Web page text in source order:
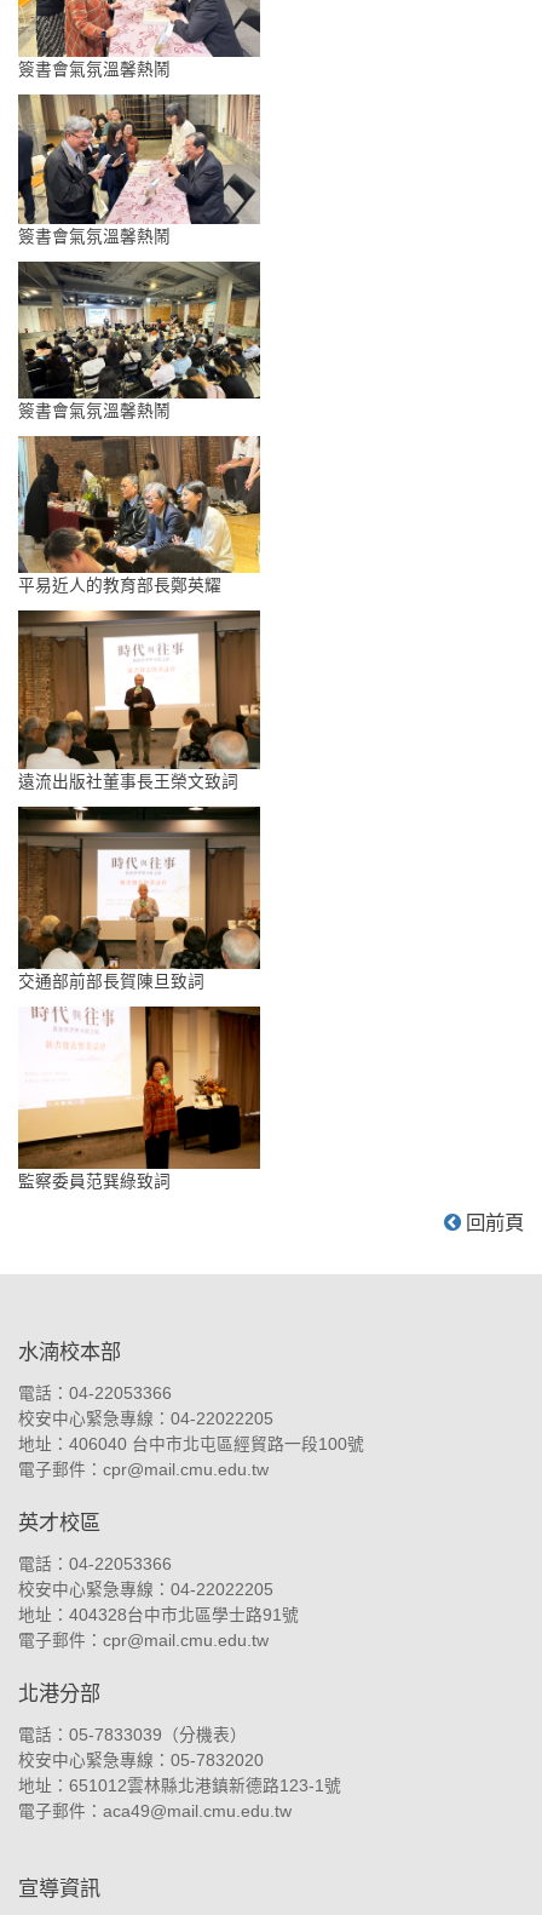
簽書會氣氛溫馨熱鬧
簽書會氣氛溫馨熱鬧
簽書會氣氛溫馨熱鬧
平易近人的教育部長鄭英耀
遠流出版社董事長王榮文致詞
交通部前部長賀陳旦致詞
監察委員范巽綠致詞
回前頁
水湳校本部
電話：04-22053366
校安中心緊急專線：04-22022205
地址： 406040 台中市北屯區經貿路一段100號
電子郵件： cpr@mail.cmu.edu.tw
英才校區
電話：04-22053366
校安中心緊急專線：04-22022205
地址： 404328台中市北區學士路91號
電子郵件： cpr@mail.cmu.edu.tw
北港分部
電話：05-7833039（分機表）
校安中心緊急專線：05-7832020
地址： 651012雲林縣北港鎮新德路123-1號
電子郵件： aca49@mail.cmu.edu.tw
宣導資訊